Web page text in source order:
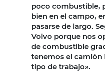
poco combustible,
bien en el campo,
pasarse de largo.
Volvo porque nos
de combustible
tenemos el camión
tipo de trabajo».